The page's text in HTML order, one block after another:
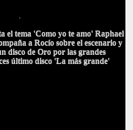
el tema 'Como yo te amo' Raphael
a Rocío sobre el escenario y
disco de Oro por las grandes
último disco 'La más grande'